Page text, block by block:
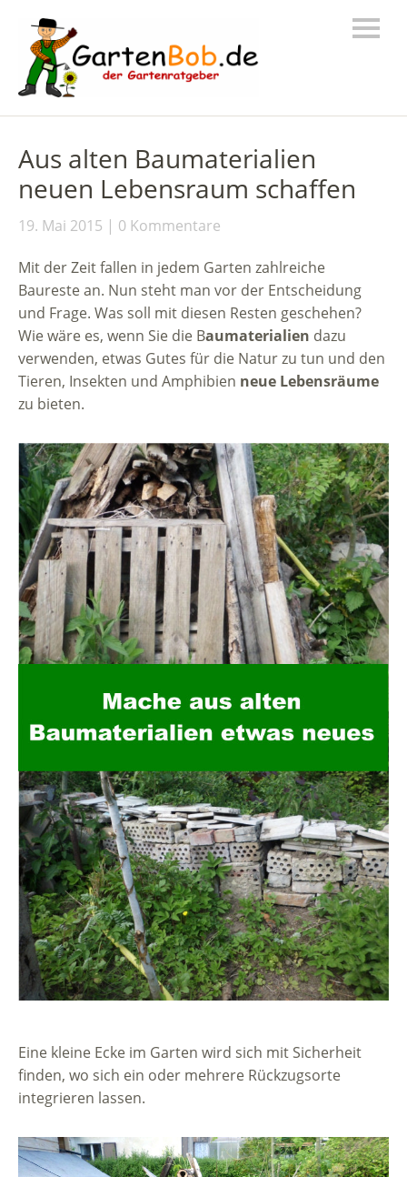
Aus alten Baumaterialien
neuen Lebensraum schaffen
19. Mai 2015 0 Kommentare
Mit der Zeit fallen in jedem Garten zahlreiche
Baureste an. Nun steht man vor der Entscheidung
und Frage. Was soll mit diesen Resten geschehen?
Wie wäre es, wenn Sie die Baumaterialien dazu
verwenden, etwas Gutes für die Natur zu tun und den
Tieren, Insekten und Amphibien neue Lebensräume
zu bieten.
Eine kleine Ecke im Garten wird sich mit Sicherheit
finden, wo sich ein oder mehrere Rückzugsorte
integrieren lassen.